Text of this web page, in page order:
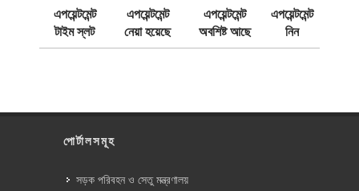
এপয়েন্টমেন্ট
টাইম স্লট
এপয়েন্টমেন্ট
নেয়া হয়েছে
এপয়েন্টমেন্ট
অবশিষ্ট আছে
এপয়েন্টমেন্ট
নিন
পোর্টালসমূহ
সড়ক পরিবহন ও সেতু মন্ত্রণালয়